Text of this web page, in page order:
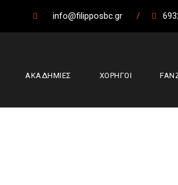
info@filipposbc.gr /
ΑΚΑΔΗΜΙΕΣ ΧΟΡΗΓΟΙ